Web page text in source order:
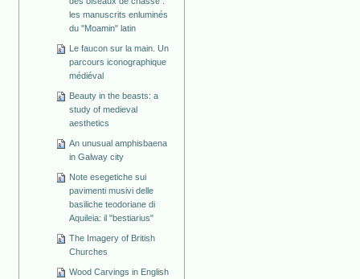
les manuscrits enluminés
du "Moamin" latin
Le faucon sur la main. Un
parcours iconographique
médiéval
Beauty in the beasts: a
study of medieval
aesthetics
An unusual amphisbaena
in Galway city
Note esegetiche sui
pavimenti musivi delle
basiliche teodoriane di
Aquileia: il "bestiarius"
The Imagery of British
Churches
Wood Carvings in English